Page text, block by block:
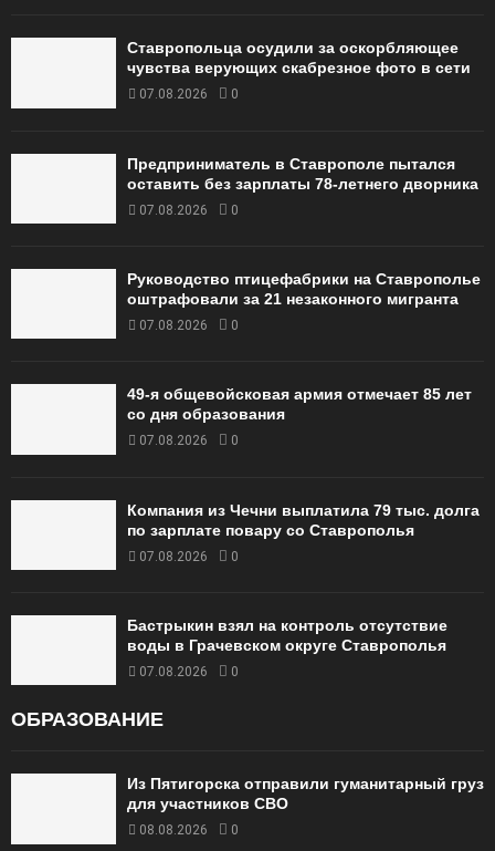
Ставропольца осудили за оскорбляющее
чувства верующих скабрезное фото в сети
07.08.2026 0
Предприниматель в Ставрополе пытался
оставить без зарплаты 78-летнего дворника
07.08.2026 0
Руководство птицефабрики на Ставрополье
оштрафовали за 21 незаконного мигранта
07.08.2026 0
49‑я общевойсковая армия отмечает 85 лет
со дня образования
07.08.2026 0
Компания из Чечни выплатила 79 тыс. долга
по зарплате повару со Ставрополья
07.08.2026 0
Бастрыкин взял на контроль отсутствие
воды в Грачевском округе Ставрополья
07.08.2026 0
ОБРАЗОВАНИЕ
Из Пятигорска отправили гуманитарный груз
для участников СВО
08.08.2026 0